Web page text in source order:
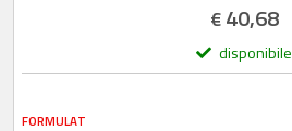
€40,68
disponibile
FORMULAT